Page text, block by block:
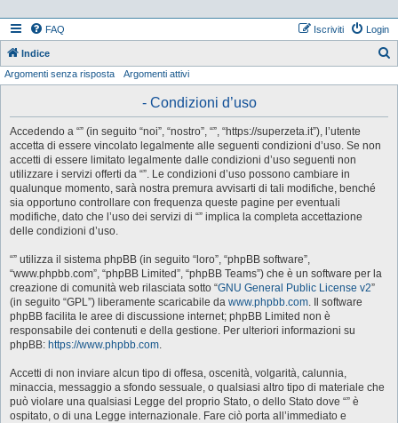
FAQ Login
Iscriviti
Indice
Argomenti senza risposta Argomenti attivi
- Condizioni d’uso
Accedendo a “” (in seguito “noi”, “nostro”, “”, “https://superzeta.it”), l’utente
accetta di essere vincolato legalmente alle seguenti condizioni d’uso. Se non
accetti di essere limitato legalmente dalle condizioni d’uso seguenti non
utilizzare i servizi offerti da “”. Le condizioni d’uso possono cambiare in
qualunque momento, sarà nostra premura avvisarti di tali modifiche, benché
sia opportuno controllare con frequenza queste pagine per eventuali
modifiche, dato che l’uso dei servizi di “” implica la completa accettazione
delle condizioni d’uso.
“” utilizza il sistema phpBB (in seguito “loro”, “phpBB software”,
“www.phpbb.com”, “phpBB Limited”, “phpBB Teams”) che è un software per la
creazione di comunità web rilasciata sotto “GNU General Public License v2”
(in seguito “GPL”) liberamente scaricabile da www.phpbb.com. Il software
phpBB facilita le aree di discussione internet; phpBB Limited non è
responsabile dei contenuti e della gestione. Per ulteriori informazioni su
phpBB: https://www.phpbb.com.
Accetti di non inviare alcun tipo di offesa, oscenità, volgarità, calunnia,
minaccia, messaggio a sfondo sessuale, o qualsiasi altro tipo di materiale che
può violare una qualsiasi Legge del proprio Stato, o dello Stato dove “” è
ospitato, o di una Legge internazionale. Fare ciò porta all’immediato e